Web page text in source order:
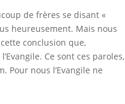
de frères se disant «
heureusement. Mais nous
conclusion que,
Ce sont ces paroles,
Pour nous l’Evangile ne